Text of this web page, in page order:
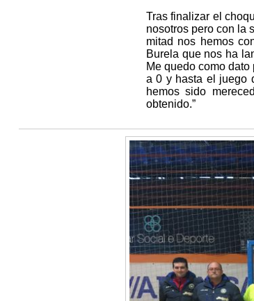
Tras finalizar el
nosotros pero con la
mitad nos hemos
Burela que nos ha
Me quedo como
a 0 y hasta el juego
hemos sido
obtenido.”